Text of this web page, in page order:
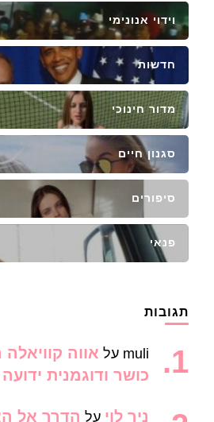
וידוי אנונימי
חדשות
מדור חינוכי
סגנון חיים
סיפורים
פנאי
תגובות
muli על אווה
כושר ודוגמנית ידועה
ניר לוי על הדרך אל